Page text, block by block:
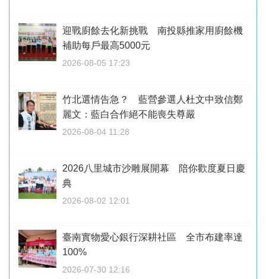
迎戰廚餘去化新挑戰 南投縣推家用廚餘機
補助每戶最高5000元
2026-08-05 17:23
竹北選情告急？ 藍營參選人杜文中致信鄭
麗文：藍白合作絕不能喪失尊嚴
2026-08-04 11:28
2026八里城市沙雕展開幕 陪你歡度夏日慶
典
2026-08-02 12:01
臺南實物愛心銀行深耕社區 全市布建率達
100%
2026-07-30 12:16